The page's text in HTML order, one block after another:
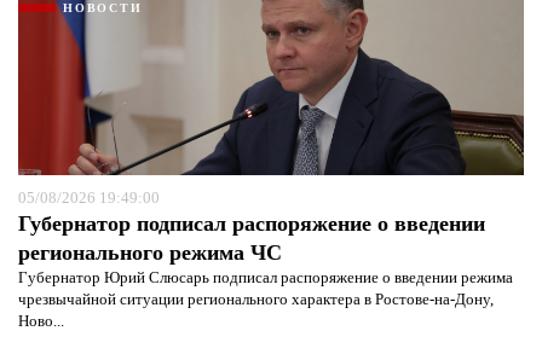
НОВОСТИ
05/08/2026 19:49:00
Губернатор подписал распоряжение о введении
регионального режима ЧС
Губернатор Юрий Слюсарь подписал распоряжение о введении режима
чрезвычайной ситуации регионального характера в Ростове-на-Дону,
Ново...